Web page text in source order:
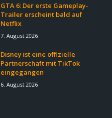
GTA 6: Der erste Gameplay-
Trailer erscheint bald auf
Netflix
7. August 2026
Disney ist eine offizielle
Partnerschaft mit TikTok
eingegangen
6. August 2026